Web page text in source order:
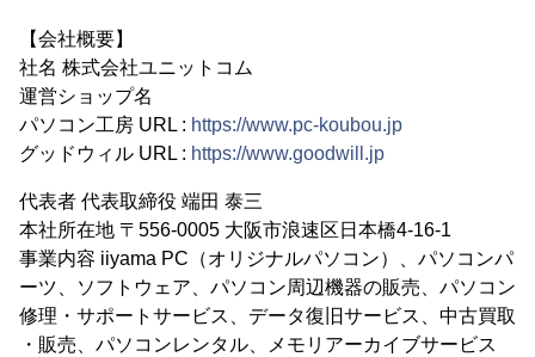
【会社概要】
社名 株式会社ユニットコム
運営ショップ名
パソコン工房 URL : https://www.pc-koubou.jp
グッドウィル URL : https://www.goodwill.jp
代表者 代表取締役 端田 泰三
本社所在地 〒556-0005 大阪市浪速区日本橋4-16-1
事業内容 iiyama PC（オリジナルパソコン）、パソコンパ
ーツ、ソフトウェア、パソコン周辺機器の販売、パソコン
修理・サポートサービス、データ復旧サービス、中古買取
・販売、パソコンレンタル、メモリアーカイブサービス